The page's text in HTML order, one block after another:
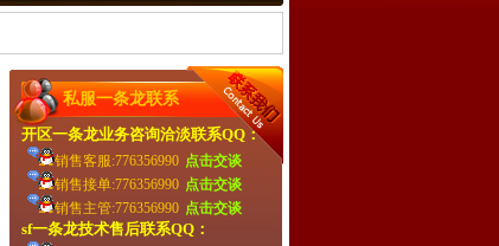
私服一条龙联系
开区一条龙业务咨询洽淡联系QQ：
销售客服:776356990 点击交谈
销售接单:776356990 点击交谈
销售主管:776356990 点击交谈
sf一条龙技术售后联系QQ：